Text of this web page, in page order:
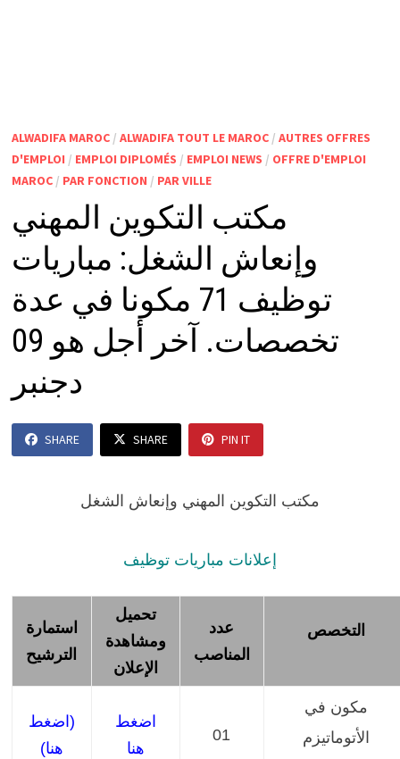
ALWADIFA MAROC/ ALWADIFA TOUT LE MAROC/ AUTRES OFFRES
D'EMPLOI / EMPLOI DIPLOMÉS / EMPLOI NEWS / OFFRE D'EMPLOI
MAROC/ PAR FONCTION / PAR VILLE
مكتب التكوين المهني
وإنعاش الشغل: مباريات
توظيف 71 مكونا في عدة
تخصصات. آخر أجل هو 09
دجنبر
SHARE SHARE PIN IT
مكتب التكوين المهني وإنعاش الشغل
إعلانات مباريات توظيف
استمارة
الترشيح
تحميل
ومشاهدة
الإعلان
عدد
المناصب
التخصص
(اضغط
هنا)
اضغط
هنا
01
مكون في
الأتوماتيزم